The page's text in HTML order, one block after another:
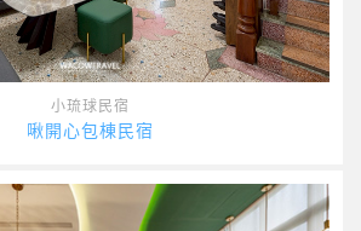
小琉球民宿
啾開心包棟民宿